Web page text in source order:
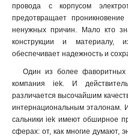
провода с корпусом
предотвращает
ненужных причин. Мало кто
конструкции и материалу,
обеспечивает надежность и
Один из более фаворитных
компания iek. И
различается высочайшим
интернациональным эталонам.
сальники iek имеют обширное
сферах: от, как многие думают,